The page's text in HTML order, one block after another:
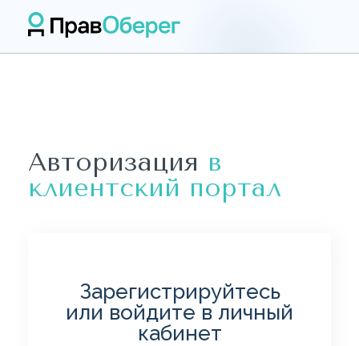
Авторизация в
клиентский портал
Зарегистрируйтесь
или войдите в личный
кабинет